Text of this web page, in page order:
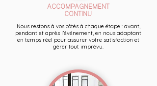
ACCOMPAGNEMENT
CONTINU
Nous restons à vos côtés à chaque étape : avant,
pendant et après l’événement, en nous adaptant
en temps réel pour assurer votre satisfaction et
gérer tout imprévu.